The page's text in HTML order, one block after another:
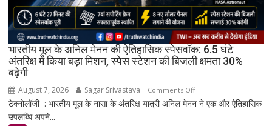
4
Gen
4
के
साथ
रेंज
भारतीय मूल के अनिल मेनन की ऐतिहासिक स्पेसवॉक: 6.5 घंटे
अंतरिक्ष में किया बड़ा मिशन, स्पेस स्टेशन की बिजली क्षमता 30%
बढ़ेगी
August 7, 2026 Sagar Srivastava Comments Offon
भारतीय
टेक्नोलॉजी : भारतीय मूल के नासा के अंतरिक्ष यात्री अनिल मेनन ने एक और ऐतिहासिक
उपलब्धि अपने...